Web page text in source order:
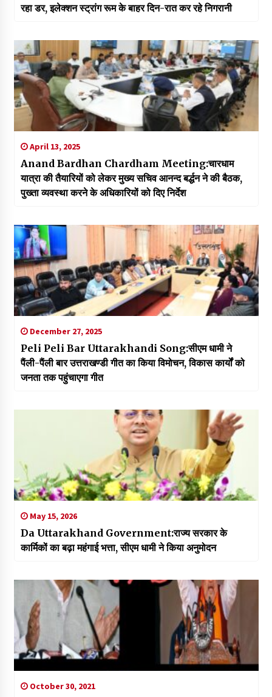
रहा डर, इलेक्शन स्ट्रांग रूम के बाहर दिन-रात कर रहे निगरानी
April 13, 2025
Anand Bardhan Chardham Meeting:चारधाम
यात्रा की तैयारियों को लेकर मुख्य सचिव आनन्द बर्द्धन ने की बैठक,
पुख्ता व्यवस्था करने के अधिकारियों को दिए निर्देश
December 27, 2025
Peli Peli Bar Uttarakhandi Song:सीएम धामी ने
पैंली-पैंली बार उत्तराखण्डी गीत का किया विमोचन, विकास कार्यों को
जनता तक पहुंचाएगा गीत
May 15, 2026
Da Uttarakhand Government:राज्य सरकार के
कार्मिकों का बढ़ा महंगाई भत्ता, सीएम धामी ने किया अनुमोदन
October 30, 2021